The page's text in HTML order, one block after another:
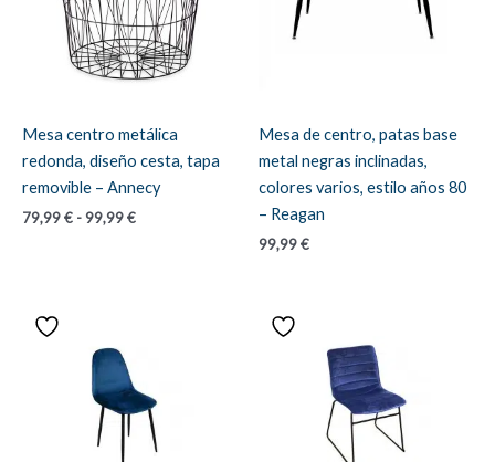
Mesa centro metálica
redonda, diseño cesta, tapa
removible – Annecy
79,99€ - 99,99€Rango
Mesa de centro, patas base
metal negras inclinadas,
colores varios, estilo años 80
– Reagan
99,99€